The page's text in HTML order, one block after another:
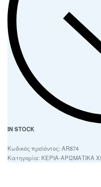
IN STOCK
AR874
Κατηγορία: ΚΕΡΙΑ-ΑΡΩΜΑΤΙΚΑ